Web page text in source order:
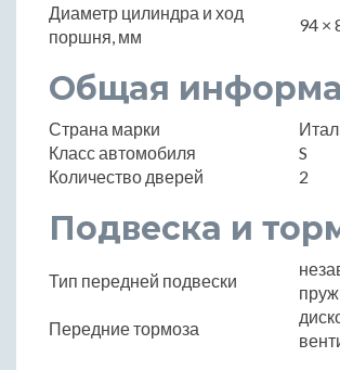
Диаметр цилиндра и ход
поршня, мм
94 ×
Общая
Страна марки
Класс автомобиля
S
Количество дверей
2
Подвеска и
Тип передней подвески
Передние тормоза